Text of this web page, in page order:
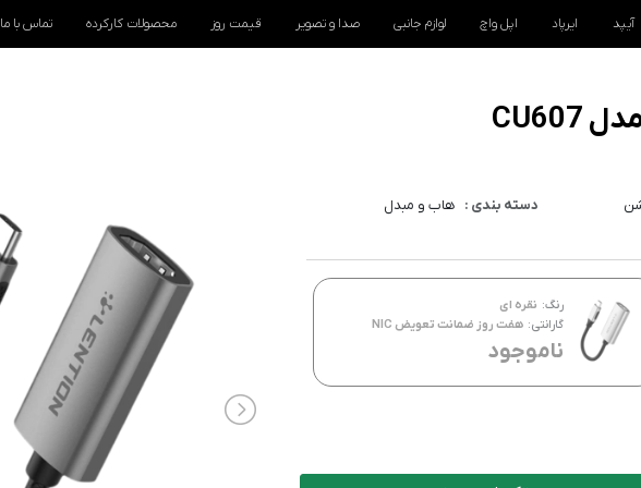
آیپد ایرپاد اپل واچ لوازم جانبی صدا و تصویر قیمت روز محصولات کارکرده تماس با ما
دسته بندی : هاب و مبدل
رنگ: نقره ای
گارانتی: هفت روز ضمانت تعویض NIC
ناموجود